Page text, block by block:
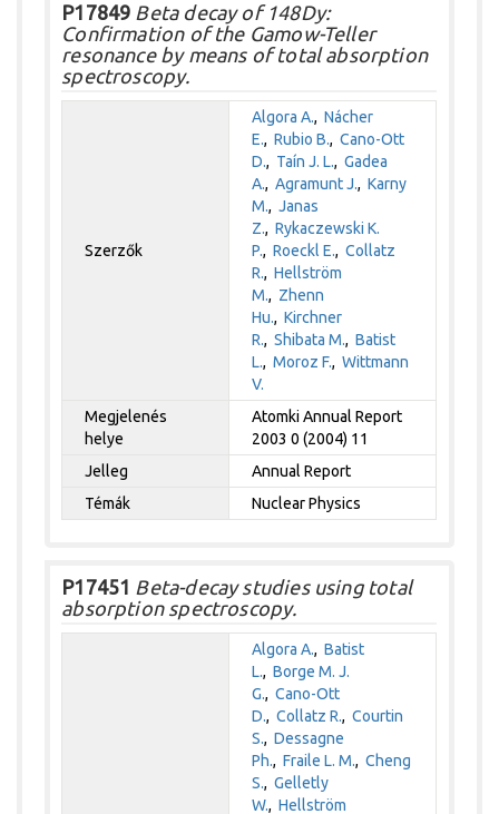
P17849 Beta decay of 148Dy:
Confirmation of the Gamow-Teller
resonance by means of total absorption
spectroscopy.
Szerzők
Algora A.,Nácher
E.,Rubio B.,Cano-Ott
D., Taín J. L.,Gadea
A.,Agramunt J.,Karny
M.,Janas
Z.,Rykaczewski K.
P.,Roeckl E.,Collatz
R.,Hellström
M., Zhenn
Hu.,Kirchner
R.,Shibata M.,Batist
L.,Moroz F.,Wittmann
V.
Megjelenés
helye
Atomki Annual Report
2003 0 (2004) 11
Jelleg
Annual Report
Témák
Nuclear Physics
P17451 Beta-decay studies using total
absorption spectroscopy.
Algora A.,Batist
L.,Borge M. J.
G.,Cano-Ott
D.,Collatz R.,Courtin
S.,Dessagne
Ph.,Fraile L. M.,Cheng
S.,Gelletly
W.,Hellström